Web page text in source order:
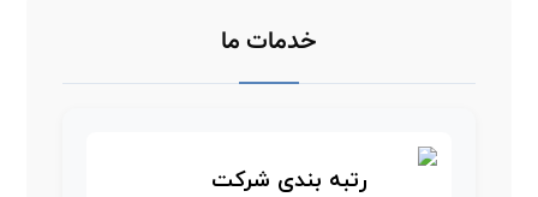
خدمات ما
رتبه بندی شرکت